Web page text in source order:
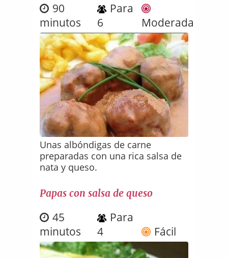
90
minutos
Para
6
Moderada
Unas albóndigas de carne
preparadas con una rica salsa de
nata y queso.
Papas con salsa de queso
45
minutos
Para
4
Fácil